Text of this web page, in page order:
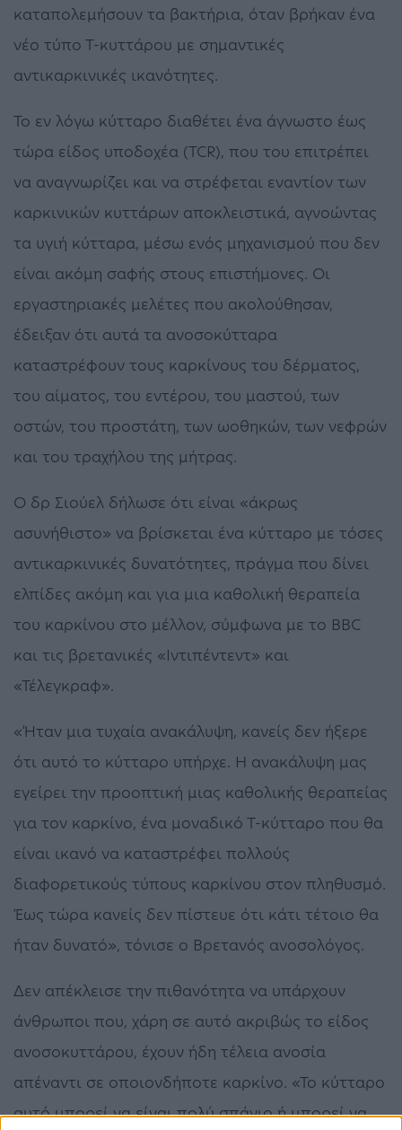
καταπολεμήσουν τα βακτήρια, όταν βρήκαν ένα
νέο τύπο Τ-κυττάρου με σημαντικές
αντικαρκινικές ικανότητες.
Το εν λόγω κύτταρο διαθέτει ένα άγνωστο έως
τώρα είδος υποδοχέα (TCR), που του επιτρέπει
να αναγνωρίζει και να στρέφεται εναντίον των
καρκινικών κυττάρων αποκλειστικά, αγνοώντας
τα υγιή κύτταρα, μέσω ενός μηχανισμού που δεν
είναι ακόμη σαφής στους επιστήμονες. Οι
εργαστηριακές μελέτες που ακολούθησαν,
έδειξαν ότι αυτά τα ανοσοκύτταρα
καταστρέφουν τους καρκίνους του δέρματος,
του αίματος, του εντέρου, του μαστού, των
οστών, του προστάτη, των ωοθηκών, των νεφρών
και του τραχήλου της μήτρας.
Ο δρ Σιούελ δήλωσε ότι είναι «άκρως
ασυνήθιστο» να βρίσκεται ένα κύτταρο με τόσες
αντικαρκινικές δυνατότητες, πράγμα που δίνει
ελπίδες ακόμη και για μια καθολική θεραπεία
του καρκίνου στο μέλλον, σύμφωνα με το BBC
και τις βρετανικές «Ιντιπέντεντ» και
«Τέλεγκραφ».
«Ήταν μια τυχαία ανακάλυψη, κανείς δεν ήξερε
ότι αυτό το κύτταρο υπήρχε. Η ανακάλυψη μας
εγείρει την προοπτική μιας καθολικής θεραπείας
για τον καρκίνο, ένα μοναδικό Τ-κύτταρο που θα
είναι ικανό να καταστρέφει πολλούς
διαφορετικούς τύπους καρκίνου στον πληθυσμό.
Έως τώρα κανείς δεν πίστευε ότι κάτι τέτοιο θα
ήταν δυνατό», τόνισε ο Βρετανός ανοσολόγος.
Δεν απέκλεισε την πιθανότητα να υπάρχουν
άνθρωποι που, χάρη σε αυτό ακριβώς το είδος
ανοσοκυττάρου, έχουν ήδη τέλεια ανοσία
απέναντι σε οποιονδήποτε καρκίνο. «Το κύτταρο
αυτό μπορεί να είναι πολύ σπάνιο ή μπορεί να